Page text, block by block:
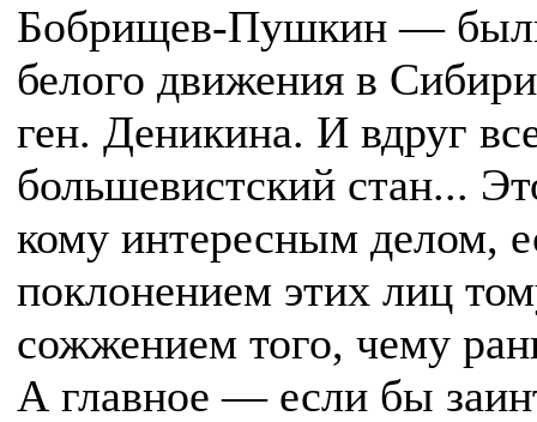
Бобрищев-Пушкин —
белого движения в
ген. Деникина. И вдруг
большевистский стан...
кому интересным делом,
поклонением этих лиц
сожжением того, чему
А главное — если бы